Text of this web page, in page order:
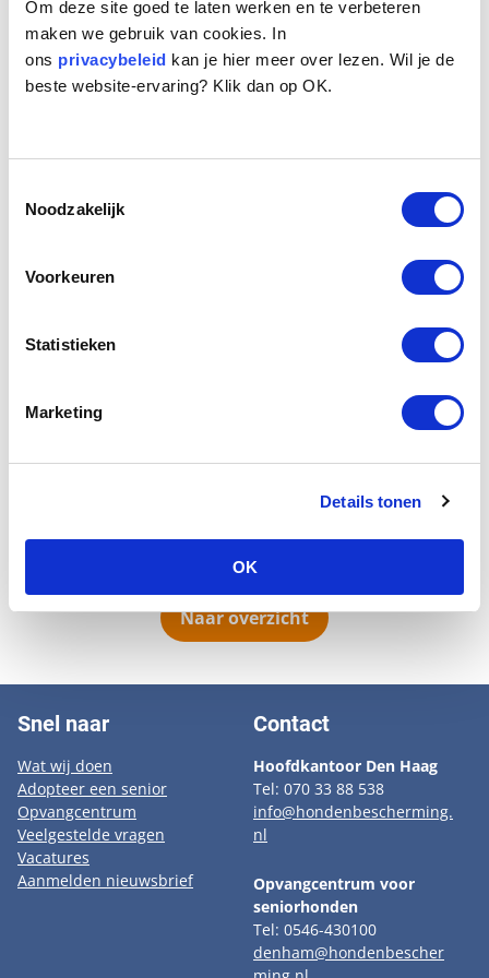
Om deze site goed te laten werken en te verbeteren
maken we gebruik van cookies. In
ons privacybeleid kan je hier meer over lezen. Wil je de
beste website-ervaring? Klik dan op OK.
Noodzakelijk
Voorkeuren
Statistieken
Marketing
Details tonen
OK
Leeftijd: 10
Geslacht:
Geplaatst.
ouder. Hij is een krachtige 10 jaar jonge Duitse Staande
hond en popelt om met een nieuwe baas de natuur in
jager.
Naar overzicht
Snel naar
Wat wij doen
Adopteer een senior
Opvangcentrum
Veelgestelde vragen
Vacatures
Aanmelden nieuwsbrief
Contact
Hoofdkantoor Den Haag
Tel: 070 33 88 538
info@hondenbescherming.
nl
Opvangcentrum voor
seniorhonden
Tel: 0546-430100
denham@hondenbescher